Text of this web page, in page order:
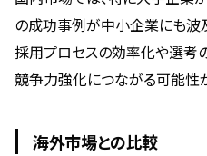
の成功事例が中小企業にも波
採用プロセスの効率化や選考
競争力強化につながる可能性
海外市場との比較